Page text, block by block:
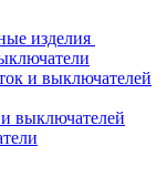
изделия
и выключателей
выключателей